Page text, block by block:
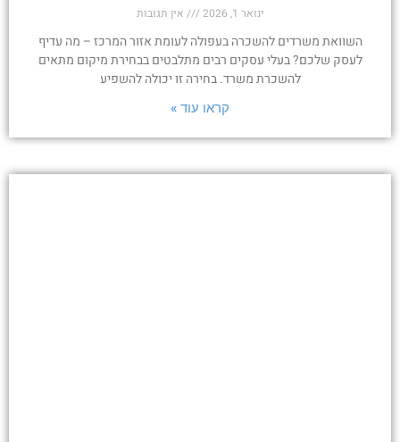
ינואר 1, 2026 אין תגובות
השוואת משרדים להשכרה בעפולה לעומת אזור המרכז – מה עדיף
לעסק שלכם? בעלי עסקים רבים מתלבטים בבחירת מיקום מתאים
להשכרת משרד. בחירה זו יכולה להשפיע
קראו עוד »